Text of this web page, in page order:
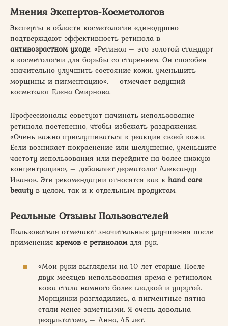
Мнения Экспертов-Косметологов
Эксперты в области косметологии единодушно
подтверждают эффективность ретинола в
антивозрастном уходе. «Ретинол – это золотой стандарт
в косметологии для борьбы со старением. Он способен
значительно улучшить состояние кожи, уменьшить
морщины и пигментацию», – отмечает ведущий
косметолог Елена Смирнова.
Профессионалы советуют начинать использование
ретинола постепенно, чтобы избежать раздражения.
«Очень важно прислушиваться к реакции своей кожи.
Если возникает покраснение или шелушение, уменьшите
частоту использования или перейдите на более низкую
концентрацию», – добавляет дерматолог Александр
Иванов. Эти рекомендации относятся как к hand care
beauty в целом, так и к отдельным продуктам.
Реальные Отзывы Пользователей
Пользователи отмечают значительные улучшения после
применения кремов с ретиноломдля рук.
«Мои руки выглядели на 10 лет старше. После
двух месяцев использования крема с ретинолом
кожа стала намного более гладкой и упругой.
Морщинки разгладились, а пигментные пятна
стали менее заметными. Я очень довольна
результатом», – Анна, 45 лет.